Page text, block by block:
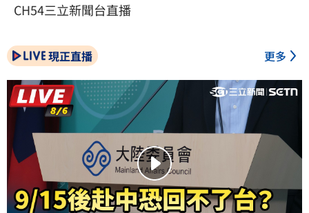
CH54三立新聞台直播
現正直播 更多